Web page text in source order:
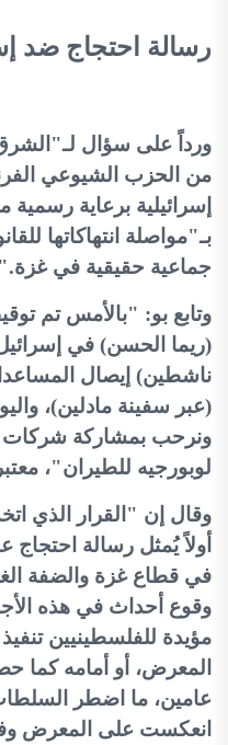
رسالة احتجاج ضد
ورداً على سؤال
من الحزب الشيوعي
إسرائيلية برعاية
بـ"مواصلة انتهاكاتها
جماعية حقيقية في غزة".
وتابع بو: "بالأمس تم
(ريما الحسن) في
ناشطين) إيصال
(عبر سفينة مادلين)،
ونرحب بمشاركة شركات
لوبورجيه للطيران"،
وقال إن "القرار الذي
أولاً يُمثل رسالة
في قطاع غزة والضفة
وقوع أحداث في هذه
مؤيدة للفلسطينيين
المعرض، أو أمامه
عامين، ما اضطر
انعكست على المعرض